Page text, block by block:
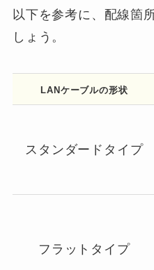
以下を参考に、配線箇
しょう。
LANケーブルの形状
スタンダードタイプ
フラットタイプ